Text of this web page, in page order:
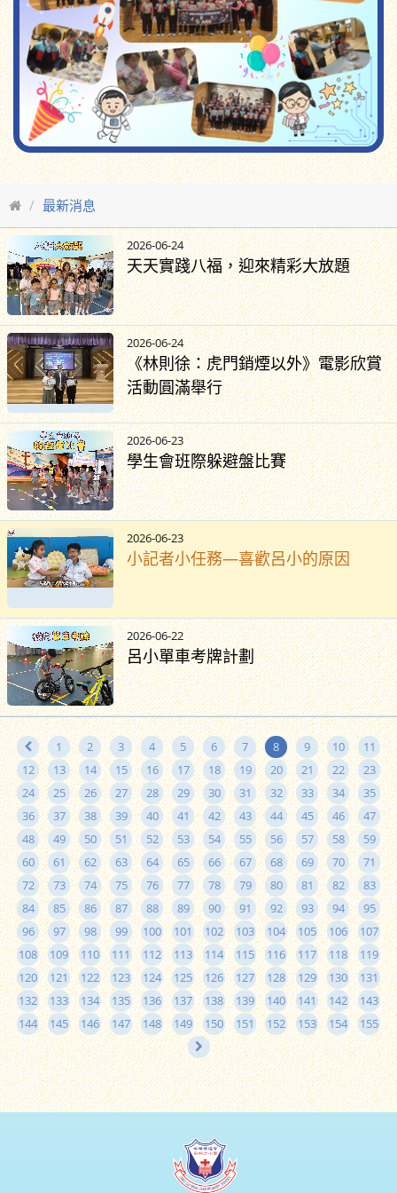
最新消息
2026-06-24
天天實踐八福，迎來精彩大放題
2026-06-24
《林則徐：虎門銷煙以外》電影欣賞
活動圓滿舉行
2026-06-23
學生會班際躲避盤比賽
2026-06-23
小記者小任務—喜歡呂小的原因
2026-06-22
呂小單車考牌計劃
1 2 3 4 5 6 7 8 9 10
11
12
13 14 15 16 17 18 19 20 21 22
23
24
25 26 27 28 29 30 31 32 33 34
35
36
37 38 39 40 41 42 43 44 45 46
47
48
49 50 51 52 53 54 55 56 57 58
59
60
61 62 63 64 65 66 67 68 69 70
71
72
73 74 75 76 77 78 79 80 81 82
83
84
85 86 87 88 89 90 91 92 93 94
95
96
97 98 99 100 101 102 103 104 105 106
107
108
109 110 111 112 113 114 115 116 117 118
119
120
121 122 123 124 125 126 127 128 129 130
131
132
133 134 135 136 137 138 139 140 141 142
143
144
145 146 147 148 149 150 151 152 153 154 155